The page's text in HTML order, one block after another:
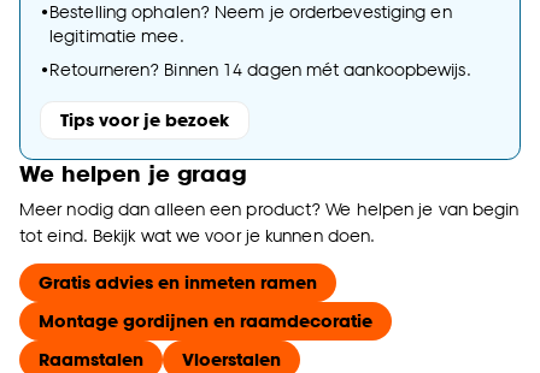
•Bestelling ophalen? Neem je orderbevestiging en
legitimatie mee.
•Retourneren? Binnen 14 dagen mét aankoopbewijs.
Tips voor je bezoek
We helpen je graag
Meer nodig dan alleen een product? We helpen je van begin
tot eind. Bekijk wat we voor je kunnen doen.
Gratis advies en inmeten ramen
Montage gordijnen en raamdecoratie
Raamstalen
Vloerstalen